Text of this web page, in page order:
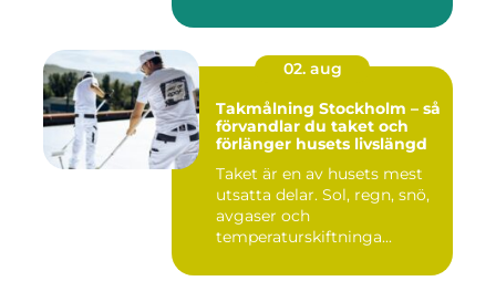
02. aug
Takmålning Stockholm – så
förvandlar du taket och
förlänger husets livslängd
Taket är en av husets mest
utsatta delar. Sol, regn, snö,
avgaser och
temperaturskiftninga...